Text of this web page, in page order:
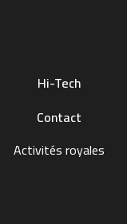
Hi-Tech
Contact
Activités royales